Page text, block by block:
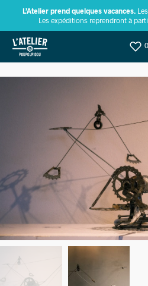
L’Atelier prend quelques vacances.
Les expéditions reprendront à
0